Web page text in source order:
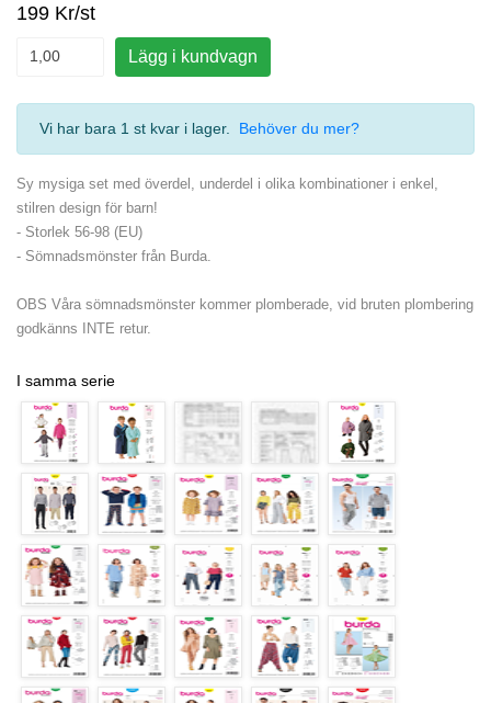
199 Kr/st
Lägg i kundvagn
Vi har bara 1 st kvar i lager. Behöver du mer?
Sy mysiga set med överdel, underdel i olika kombinationer i enkel,
stilren design för barn!
- Storlek 56-98 (EU)
- Sömnadsmönster från Burda.
OBS Våra sömnadsmönster kommer plomberade, vid bruten plombering
godkänns INTE retur.
I samma serie